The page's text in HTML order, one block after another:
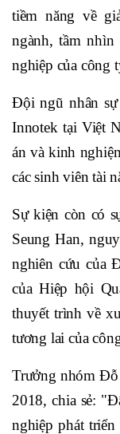
tiềm năng về
ngành, tầm
nghiệp của công
Đội ngũ nhân
Innotek tại Việt
án và kinh
các sinh viên tài
Sự kiện còn có
Seung Han,
nghiên cứu của
của Hiệp hội
thuyết trình về
tương lai của
Trưởng nhóm
2018, chia sẻ:
nghiệp phát